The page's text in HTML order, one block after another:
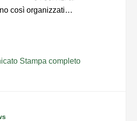
così organizzati…
Stampa completo